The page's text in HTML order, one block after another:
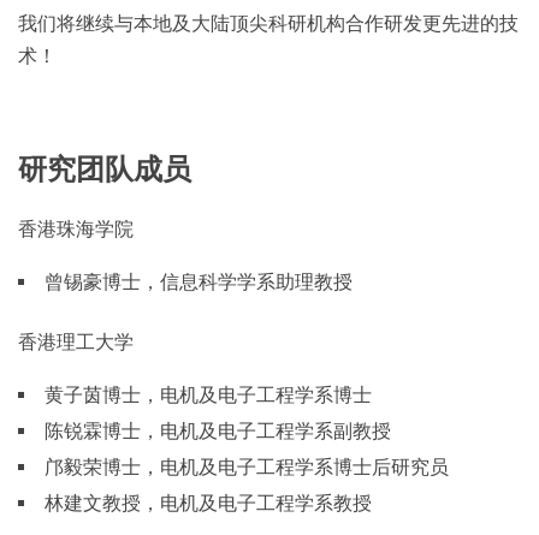
我们将继续与本地及大陆顶尖科研机构合作研发更先进的技
术！
研究团队成员
香港珠海学院
曾锡豪博士，信息科学学系助理教授
香港理工大学
黄子茵博士，电机及电子工程学系博士
陈锐霖博士，电机及电子工程学系副教授
邝毅荣博士，电机及电子工程学系博士后研究员
林建文教授，电机及电子工程学系教授